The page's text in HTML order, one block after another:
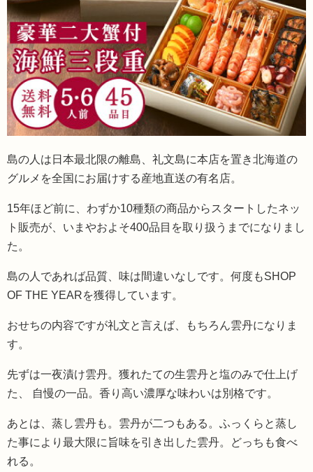
島の人は日本最北限の離島、礼文島に本店を置き北海道の
グルメを全国にお届けする産地直送の有名店。
15年ほど前に、わずか10種類の商品からスタートしたネッ
ト販売が、いまやおよそ400品目を取り扱うまでになりまし
た。
島の人であれば品質、味は間違いなしです。何度もSHOP
OF THE YEARを獲得しています。
おせちの内容ですが礼文と言えば、もちろん雲丹になりま
す。
先ずは一夜漬け雲丹。獲れたての生雲丹と塩のみで仕上げ
た、 自慢の一品。香り高い濃厚な味わいは別格です。
あとは、蒸し雲丹も。雲丹が二つもある。ふっくらと蒸し
た事により最大限に旨味を引き出した雲丹。どっちも食べ
れる。